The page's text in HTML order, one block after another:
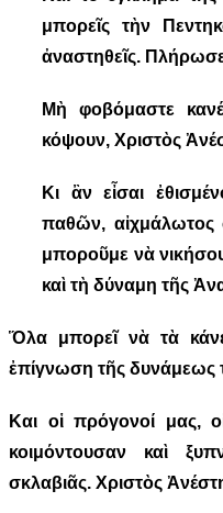
μπορεῖς τὴν
ἀναστηθεῖς.
Μὴ φοβόμαστε
κόψουν, Χριστὸς
Κι ἂν εἶσαι
παθῶν, αἰχμάλωτος
μποροῦμε νὰ
καὶ τὴ δύναμη τῆς
Ὅλα μπορεῖ νὰ τὰ
ἐπίγνωση τῆς δυνάμεως
Και οἱ πρόγονοί μας,
κοιμόντουσαν καὶ
σκλαβιᾶς. Χριστὸς